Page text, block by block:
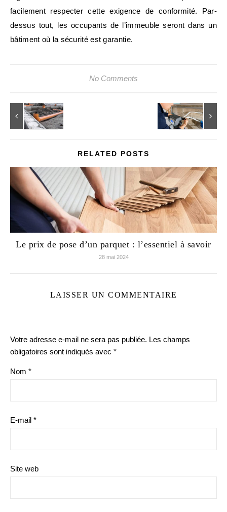
facilement respecter cette exigence de conformité. Par-
dessus tout, les occupants de l’immeuble seront dans un
bâtiment où la sécurité est garantie.
No Comments
RELATED POSTS
Le prix de pose d’un parquet : l’essentiel à savoir
28 mai 2024
LAISSER UN COMMENTAIRE
Votre adresse e-mail ne sera pas publiée. Les champs
obligatoires sont indiqués avec *
Nom *
E-mail *
Site web